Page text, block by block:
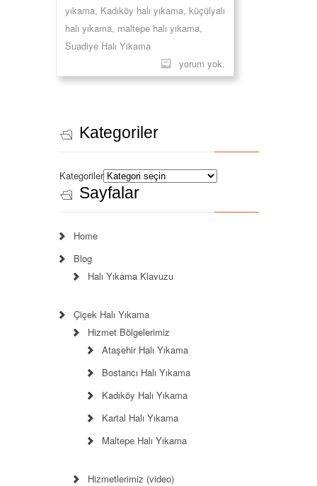
yıkama, Kadıköy halı yıkama, küçülyalı
halı yıkama, maltepe halı yıkama,
Suadiye Halı Yıkama
yorum yok.
Kategoriler
Kategoriler
Sayfalar
Home
Blog
Halı Yıkama Klavuzu
Çiçek Halı Yıkama
Hizmet Bölgelerimiz
Ataşehir Halı Yıkama
Bostancı Halı Yıkama
Kadıköy Halı Yıkama
Kartal Halı Yıkama
Maltepe Halı Yıkama
Hizmetlerimiz (video)